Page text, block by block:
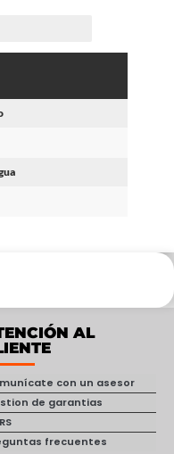
AL
con un asesor
de garantias
frecuentes